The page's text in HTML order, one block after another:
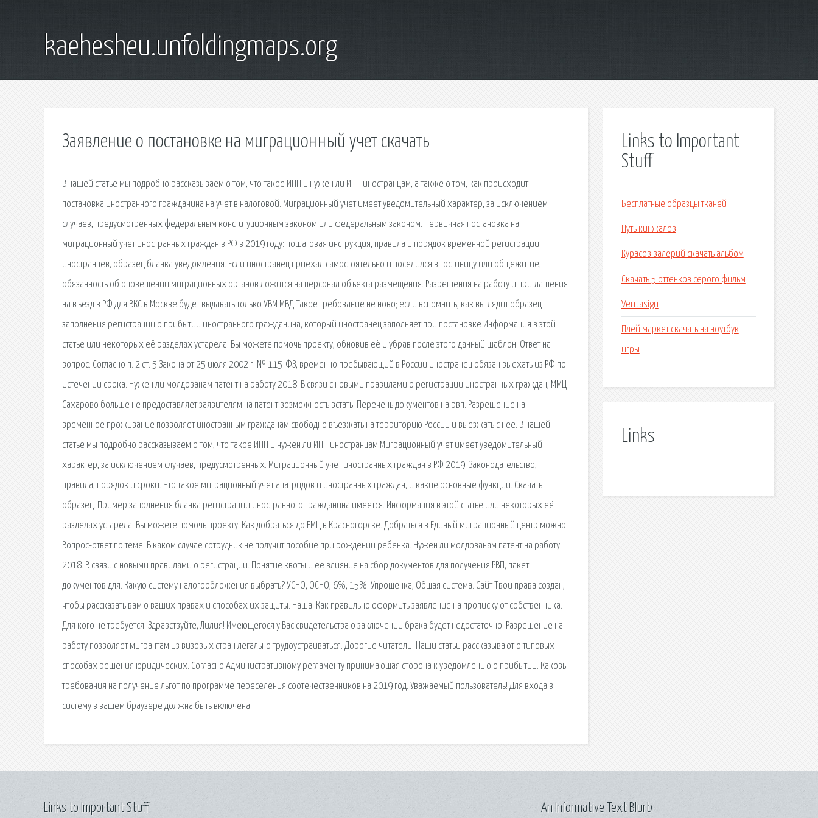
kaehesheu.unfoldingmaps.org
Заявление о постановке на миграционный учет скачать
В нашей статье мы подробно рассказываем о том, что такое ИНН и нужен ли ИНН иностранцам, а также о том, как происходит
постановка иностранного гражданина на учет в налоговой. Миграционный учет имеет уведомительный характер, за исключением
случаев, предусмотренных федеральным конституционным законом или федеральным законом. Первичная постановка на
миграционный учет иностранных граждан в РФ в 2019 году: пошаговая инструкция, правила и порядок временной регистрации
иностранцев, образец бланка уведомления. Если иностранец приехал самостоятельно и поселился в гостиницу или общежитие,
обязанность об оповещении миграционных органов ложится на персонал объекта размещения. Разрешения на работу и приглашения
на въезд в РФ для ВКС в Москве будет выдавать только УВМ МВД Такое требование не ново; если вспомнить, как выглядит образец
заполнения регистрации о прибытии иностранного гражданина, который иностранец заполняет при постановке Информация в этой
статье или некоторых её разделах устарела. Вы можете помочь проекту, обновив её и убрав после этого данный шаблон. Ответ на
вопрос: Согласно п. 2 ст. 5 Закона от 25 июля 2002 г. № 115-ФЗ, временно пребывающий в России иностранец обязан выехать из РФ по
истечении срока. Нужен ли молдованам патент на работу 2018. В связи с новыми правилами о регистрации иностранных граждан, ММЦ
Сахарово больше не предоставляет заявителям на патент возможность встать. Перечень документов на рвп. Разрешение на
временное проживание позволяет иностранным гражданам свободно въезжать на территорию России и выезжать с нее. В нашей
статье мы подробно рассказываем о том, что такое ИНН и нужен ли ИНН иностранцам Миграционный учет имеет уведомительный
характер, за исключением случаев, предусмотренных. Миграционный учет иностранных граждан в РФ 2019. Законодательство,
правила, порядок и сроки. Что такое миграционный учет апатридов и иностранных граждан, и какие основные функции. Скачать
образец. Пример заполнения бланка регистрации иностранного гражданина имеется. Информация в этой статье или некоторых её
разделах устарела. Вы можете помочь проекту. Как добраться до ЕМЦ в Красногорске. Добраться в Единый миграционный центр можно.
Вопрос-ответ по теме. В каком случае сотрудник не получит пособие при рождении ребенка. Нужен ли молдованам патент на работу
2018. В связи с новыми правилами о регистрации. Понятие квоты и ее влияние на сбор документов для получения РВП, пакет
документов для. Какую систему налогообложения выбрать? УСНО, ОСНО, 6%, 15%. Упрощенка, Общая система. Сайт Твои права создан,
чтобы рассказать вам о ваших правах и способах их защиты. Наша. Как правильно оформить заявление на прописку от собственника.
Для кого не требуется. Здравствуйте, Лилия! Имеющегося у Вас свидетельства о заключении брака будет недостаточно. Разрешение на
работу позволяет мигрантам из визовых стран легально трудоустраиваться. Дорогие читатели! Наши статьи рассказывают о типовых
способах решения юридических. Согласно Административному регламенту принимающая сторона к уведомлению о прибытии. Каковы
требования на получение льгот по программе переселения соотечественников на 2019 год. Уважаемый пользователь! Для входа в
систему в вашем браузере должна быть включена.
Links to Important
Stuff
Бесплатные образцы тканей
Путь кинжалов
Курасов валерий скачать альбом
Скачать 5 оттенков серого фильм
Ventasign
Плей маркет скачать на ноутбук
игры
Links
Links to Important Stuff An Informative Text Blurb